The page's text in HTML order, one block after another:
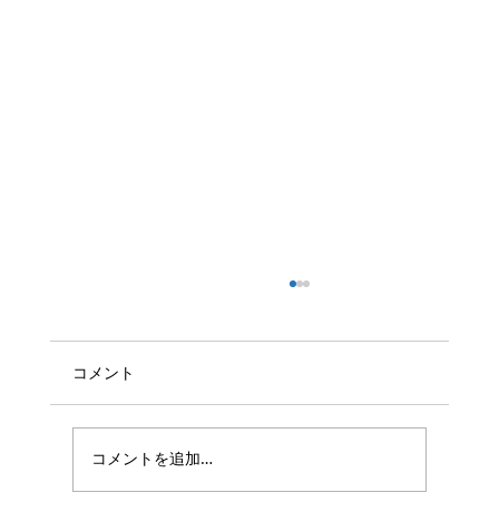
日本経済新聞電子版記事、『「誰でもVIP」時
ンダー・プラットフォーム系事業者として取り
上げられました。 Scalar社では、情報銀行サー
コメント
コメントを追加…